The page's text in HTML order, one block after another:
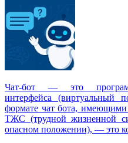
Чат-бот — это
интерфейса (виртуальный
формате чат бота,
ТЖС (трудной жизненной
опасном положении), — это